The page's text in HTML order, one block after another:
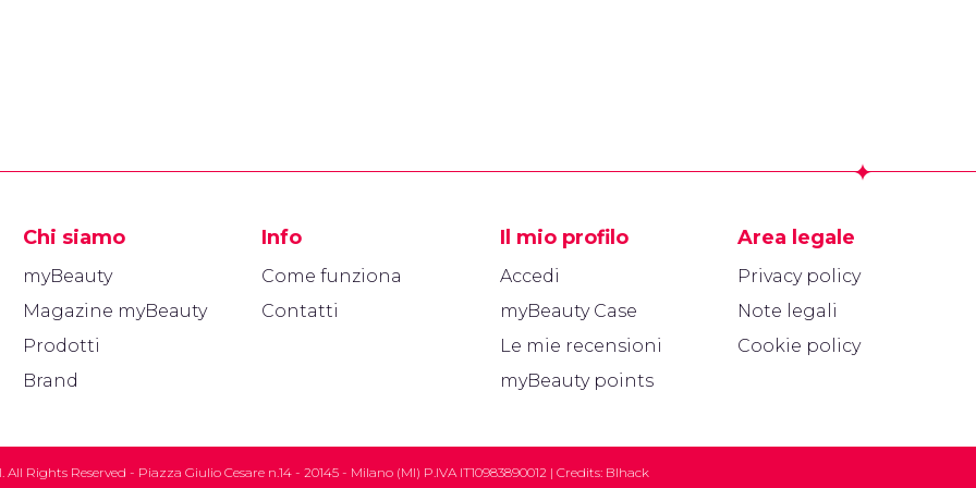
Chi siamo
myBeauty
Magazine myBeauty
Prodotti
Brand
Info
Come funziona
Contatti
Il mio profilo
Accedi
myBeauty Case
Le mie recensioni
myBeauty points
Area legale
Privacy policy
Note legali
Cookie policy
Rights Reserved - Piazza Giulio Cesare n.14 - 20145 - Milano (MI) P.IVA IT10983890012 | Credits: Blhack